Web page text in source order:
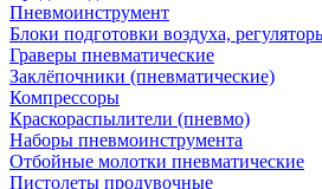
Пневмоинструмент
Блоки подготовки воздуха,
Граверы пневматические
Заклёпочники (пневматические)
Компрессоры
Краскораспылители (пневмо)
Наборы пневмоинструмента
Отбойные молотки пневматические
Пистолеты продувочные